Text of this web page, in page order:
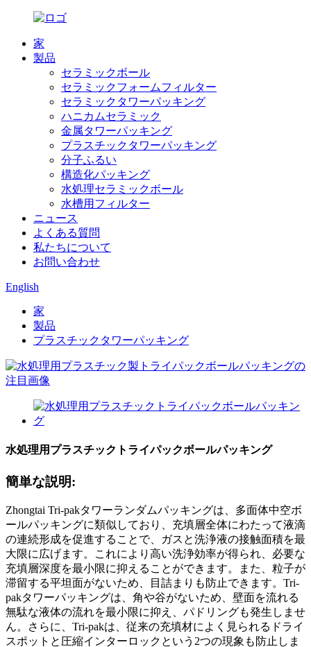
家
製品
セラミックボール
セラミックフォームフィルター
セラミックタワーパッキング
ハニカムセラミック
金属タワーパッキング
プラスチックタワーパッキング
分子ふるい
構造化パッキング
水処理セラミックボール
水槽用フィルター
ニュース
よくある質問
私たちについて
お問い合わせ
English
家
製品
プラスチックタワーパッキング
水処理用プラスチックトライパックボールパッキング
簡単な説明:
Zhongtai Tri-pakタワーランダムパッキングは、多面体中空ボ
ールパッキングに類似しており、充填層全体にわたって液滴
の連続形成を促進することで、ガスと洗浄液の接触面積を最
大限に広げます。これにより高い洗浄効率が得られ、必要な
充填層深度を最小限に抑えることができます。また、粒子が
滞留する平坦面がないため、目詰まりも防止できます。Tri-
pakタワーパッキングは、角や谷がないため、壁面を流れる
無駄な液体の流れを最小限に抑え、パドリングも発生しませ
ん。さらに、Tri-pakは、従来の充填材によく見られるドライ
スポットと圧縮インターロックという2つの現象も防止しま